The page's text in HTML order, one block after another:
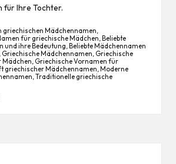
für Ihre Tochter.
griechischen Mädchennamen
für griechische Mädchen Beliebte
und ihre Bedeutung Beliebte Mädchennamen
Griechische Mädchennamen Griechische
Griechische Vornamen für
griechischer Mädchennamen Moderne
Traditionelle griechische